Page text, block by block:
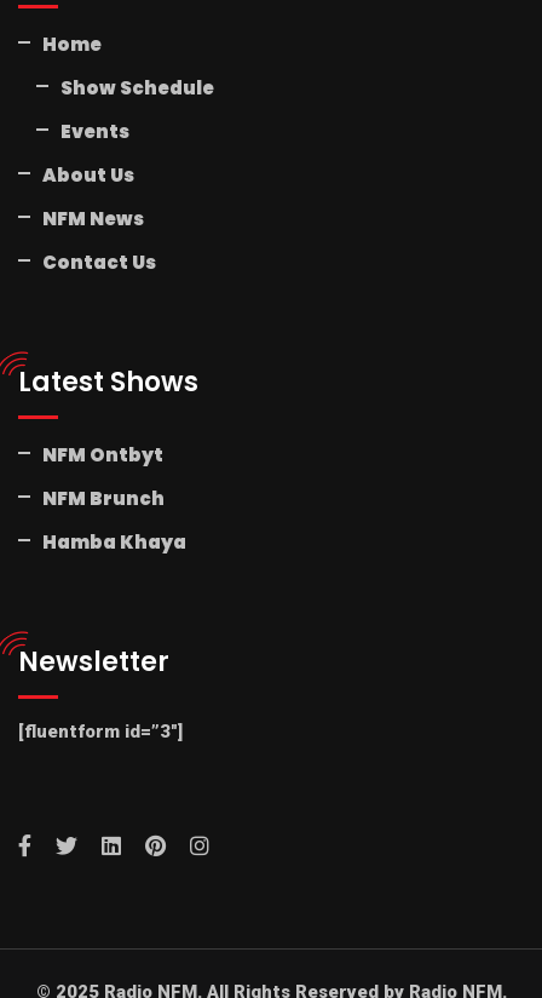
Home
Show Schedule
Events
About Us
NFM News
Contact Us
Latest Shows
NFM Ontbyt
NFM Brunch
Hamba Khaya
Newsletter
[fluentform id=”3″]
© 2025 Radio NFM. All Rights Reserved by Radio NFM.